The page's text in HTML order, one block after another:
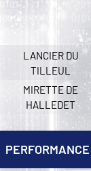
LANCIER DU
TILLEUL
MIRETTE DE
HALLEDET